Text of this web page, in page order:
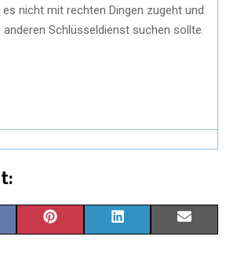
nicht mit rechten Dingen zugeht und
Schlüsseldienst suchen sollte.